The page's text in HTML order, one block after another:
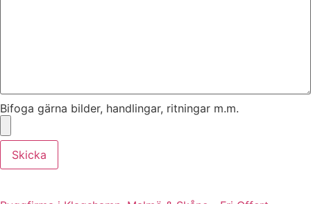
Bifoga gärna bilder, handlingar, ritningar m.m.
Skicka